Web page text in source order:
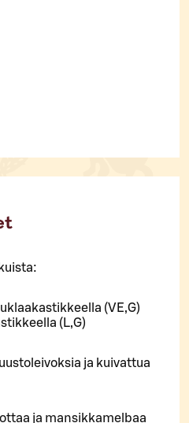
(VE,G)
(L,G)
ja kuivattua
ja mansikkamelbaa